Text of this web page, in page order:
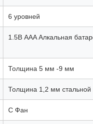
6 уровней
1.5В AAA Алкальная
Толщина 5 мм -9 мм
Толщина 1,2 мм стальной
С Фан